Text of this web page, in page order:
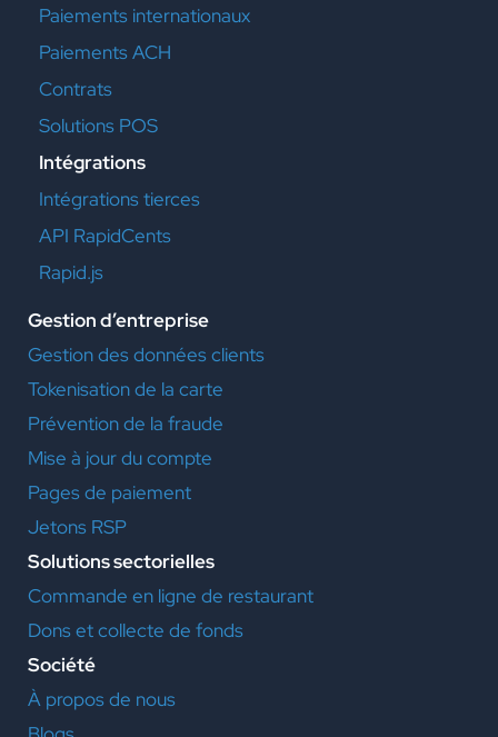
Paiements internationaux
Paiements ACH
Contrats
Solutions POS
Intégrations
Intégrations tierces
API RapidCents
Rapid.js
Gestion d’entreprise
Gestion des données clients
Tokenisation de la carte
Prévention de la fraude
Mise à jour du compte
Pages de paiement
Jetons RSP
Solutions sectorielles
Commande en ligne de restaurant
Dons et collecte de fonds
Société
À propos de nous